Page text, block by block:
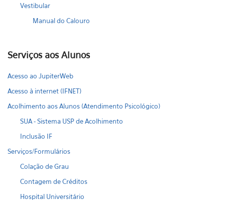
Vestibular
Manual do Calouro
Serviços aos Alunos
Acesso ao JupiterWeb
Acesso à internet (IFNET)
Acolhimento aos Alunos (Atendimento Psicológico)
SUA - Sistema USP de Acolhimento
Inclusão IF
Serviços/Formulários
Colação de Grau
Contagem de Créditos
Hospital Universitário